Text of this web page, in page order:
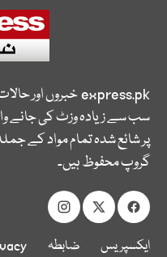
express.pkخبروں اور
سب سے زیادہ وزٹ کی جانے
پر شائع شدہ تمام مواد کے
گروپ محفوظ ہیں۔
ایکسپریس ضابطہ